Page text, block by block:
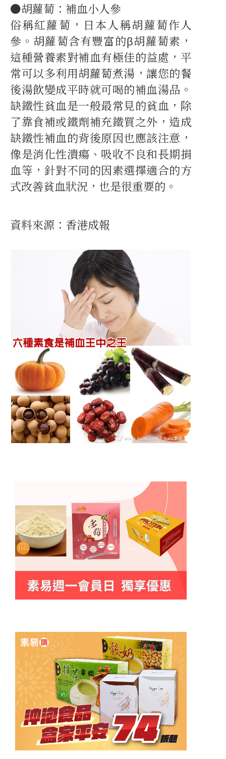
●胡蘿蔔：補血小人參
俗稱紅蘿蔔，日本人稱胡蘿蔔作人
參。胡蘿蔔含有豐富的β胡蘿蔔素，
這種營養素對補血有極佳的益處，平
常可以多利用胡蘿蔔煮湯，讓您的餐
後湯飲變成平時就可喝的補血湯品。
缺鐵性貧血是一般最常見的貧血，除
了靠食補或鐵劑補充鐵質之外，造成
缺鐵性補血的背後原因也應該注意，
像是消化性潰瘍、吸收不良和長期捐
血等，針對不同的因素選擇適合的方
式改善貧血狀況，也是很重要的。
資料來源：香港成報